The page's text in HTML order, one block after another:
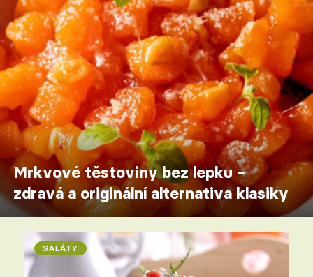
Mrkvové těstoviny bez lepku –
zdravá a originální alternativa klasiky
SALÁTY